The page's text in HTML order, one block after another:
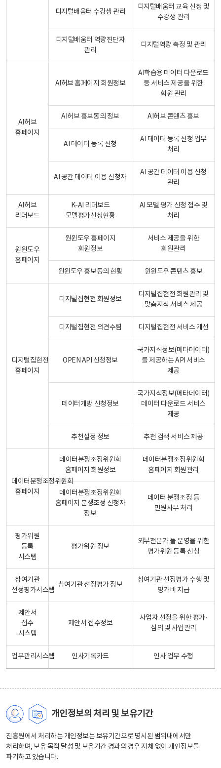
디지털배움터 수강생 관리
디지털배움터 교육 신청 및
수강생 관리
디지털배움터 역량진단자
관리
디지털역량 측정 및 관리
AI허브
홈페이지
AI허브 홈페이지 회원정보
AI학습용 데이터 다운로드
등 서비스 제공을 위한
회원 관리
AI허브 홍보동의 정보 AI허브 콘텐츠 홍보
AI 데이터 등록 신청
AI 데이터 등록 신청 업무
처리
AI 공간 데이터 이용 신청자
AI 공간 데이터 이용 신청
관리
AI허브
리더보드
K-AI 리더보드
모델평가신청현황
AI 모델 평가 신청 접수 및
처리
원윈도우
홈페이지
원윈도우 홈페이지
회원정보
서비스 제공을 위한
회원관리
원윈도우 홍보동의 현황 원윈도우 콘텐츠 홍보
디지털집현전
홈페이지
디지털집현전 회원정보
디지털집현전 회원관리 및
맞춤지식 서비스 제공
디지털집현전 의견수렴 디지털집현전 서비스 개선
OPEN API 신청정보
국가지식정보(메타데이터)
를 제공하는 API 서비스
제공
데이터개방 신청정보
국가지식정보(메타데이터)
데이터 다운로드 서비스
제공
추천설정 정보 추천 검색 서비스 제공
데이터분쟁조정위원회
홈페이지
데이터분쟁조정위원회
홈페이지 회원정보
데이터분쟁조정위원회
홈페이지 회원관리
데이터분쟁조정위원회
홈페이지 분쟁조정 신청자
정보
데이터 분쟁조정 등
민원사무 처리
평가위원
등록
시스템
평가위원 정보
외부전문가 풀 운영을 위한
평가위원 등록 신청
참여기관
선정평가시스템
참여기관 선정평가 정보
참여기관 선정평가 수행 및
평가비 지급
제안서
접수
시스템
제안서 접수정보
사업자 선정을 위한 평가·
심의 및 사업관리
업무관리시스템 인사기록카드 인사 업무 수행
개인정보의 처리 및 보유기간
진흥원에서 처리하는 개인정보는 보유기간으로 명시된 범위내에서만
처리하며, 보유 목적 달성 및 보유기간 경과의 경우 지체 없이 개인정보를
파기하고 있습니다.